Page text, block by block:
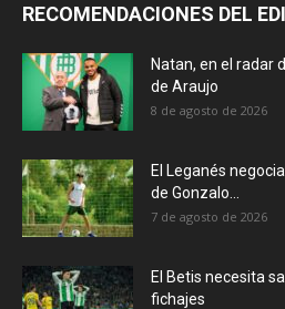
RECOMENDACIONES DEL
Natan, en el radar
de Araujo
8 de agosto de 2026
El Leganés
de Gonzalo...
7 de agosto de 2026
El Betis necesita
fichajes